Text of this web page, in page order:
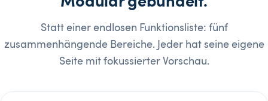
Statt einer endlosen Funktionsliste: fünf
zusammenhängende Bereiche. Jeder hat seine eigene
Seite mit fokussierter Vorschau.